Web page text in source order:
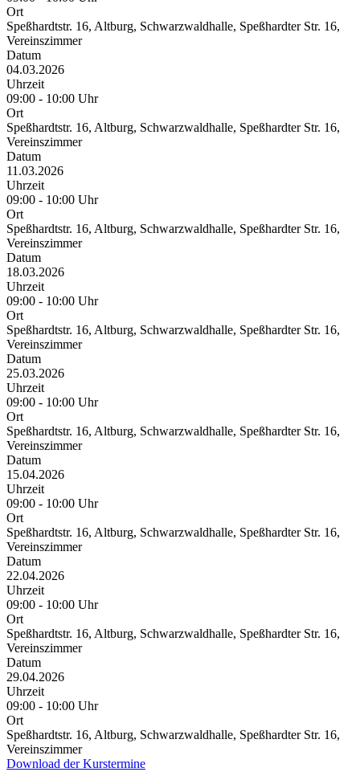
Ort
Speßhardtstr. 16, Altburg, Schwarzwaldhalle, Speßhardter Str. 16,
Vereinszimmer
Datum
04.03.2026
Uhrzeit
09:00 - 10:00 Uhr
Ort
Speßhardtstr. 16, Altburg, Schwarzwaldhalle, Speßhardter Str. 16,
Vereinszimmer
Datum
11.03.2026
Uhrzeit
09:00 - 10:00 Uhr
Ort
Speßhardtstr. 16, Altburg, Schwarzwaldhalle, Speßhardter Str. 16,
Vereinszimmer
Datum
18.03.2026
Uhrzeit
09:00 - 10:00 Uhr
Ort
Speßhardtstr. 16, Altburg, Schwarzwaldhalle, Speßhardter Str. 16,
Vereinszimmer
Datum
25.03.2026
Uhrzeit
09:00 - 10:00 Uhr
Ort
Speßhardtstr. 16, Altburg, Schwarzwaldhalle, Speßhardter Str. 16,
Vereinszimmer
Datum
15.04.2026
Uhrzeit
09:00 - 10:00 Uhr
Ort
Speßhardtstr. 16, Altburg, Schwarzwaldhalle, Speßhardter Str. 16,
Vereinszimmer
Datum
22.04.2026
Uhrzeit
09:00 - 10:00 Uhr
Ort
Speßhardtstr. 16, Altburg, Schwarzwaldhalle, Speßhardter Str. 16,
Vereinszimmer
Datum
29.04.2026
Uhrzeit
09:00 - 10:00 Uhr
Ort
Speßhardtstr. 16, Altburg, Schwarzwaldhalle, Speßhardter Str. 16,
Vereinszimmer
Download der Kurstermine